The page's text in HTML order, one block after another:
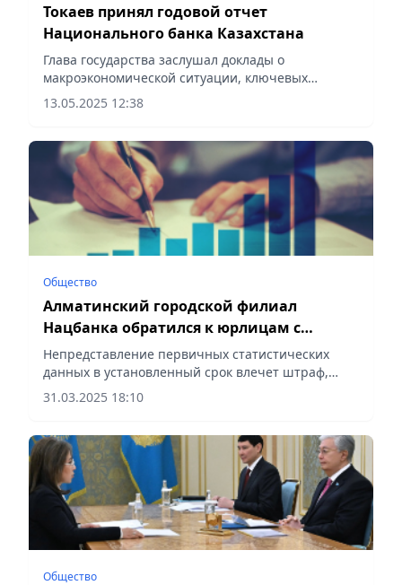
Токаев принял годовой отчет
Национального банка Казахстана
Глава государства заслушал доклады о
макроэкономической ситуации, ключевых
результатах денежно-кредитной политики,
сообщает Vecher.kz.
13.05.2025 12:38
Общество
Алматинский городской филиал
Нацбанка обратился к юрлицам с
важной информацией
Непредставление первичных статистических
данных в установленный срок влечет штраф,
сообщает Vecher.kz.
31.03.2025 18:10
Общество